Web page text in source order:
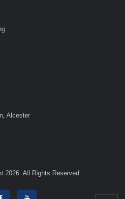
Alcester
2026. All Rights Reserved.